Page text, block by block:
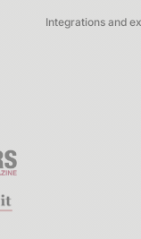
Integrations and